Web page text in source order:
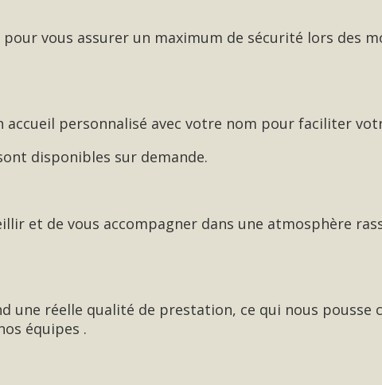
vous assurer un maximum de sécurité lors des
accueil personnalisé avec votre nom pour faciliter
disponibles sur demande.
et de vous accompagner dans une atmosphère
une réelle qualité de prestation, ce qui nous pousse
équipes .